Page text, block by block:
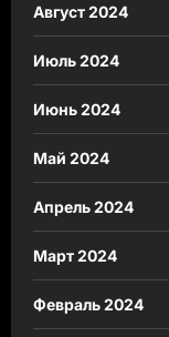
Август 2024
Июль 2024
Июнь 2024
Май 2024
Апрель 2024
Март 2024
Февраль 2024